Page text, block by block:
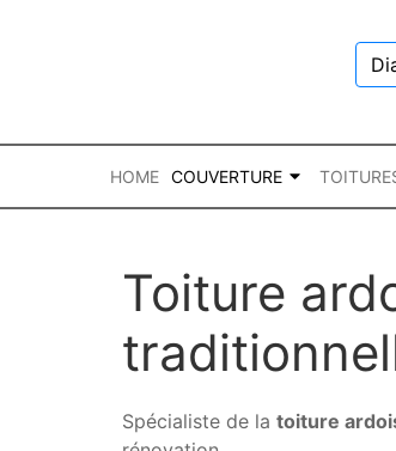
HOME COUVERTURE
Toiture
Spécialiste de la toiture